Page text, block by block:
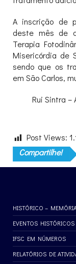
A inscrição de
deste mês de
Terapia
Misericórdia de
sendo que os
em São Carlos,
Rui Sintra –
Post Views:
Compartilhe!
HISTÓRICO –
EVENTOS HISTÓRICOS
IFSC EM NÚMEROS
RELATÓRIOS DE